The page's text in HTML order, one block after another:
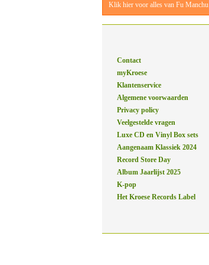
Klik hier voor alles van Fu Manchu
Contact
myKroese
Klantenservice
Algemene voorwaarden
Privacy policy
Veelgestelde vragen
Luxe CD en Vinyl Box sets
Aangenaam Klassiek 2024
Record Store Day
Album Jaarlijst 2025
K-pop
Het Kroese Records Label